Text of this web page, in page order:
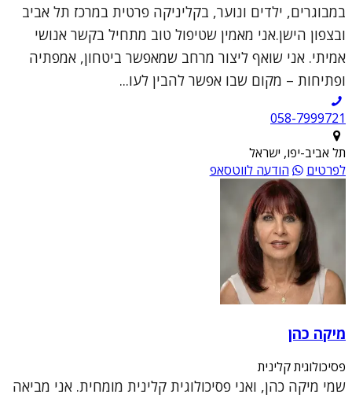
במבוגרים, ילדים ונוער, בקליניקה פרטית במרכז תל אביב
ובצפון הישן.אני מאמין שטיפול טוב מתחיל בקשר אנושי
אמיתי. אני שואף ליצור מרחב שמאפשר ביטחון, אמפתיה
ופתיחות – מקום שבו אפשר להבין לעו...
תל אביב-יפו, ישראל
לפרטים
הודעה לווטסאפ
מיקה כהן
פסיכולוגית קלינית
שמי מיקה כהן, ואני פסיכולוגית קלינית מומחית. אני מביאה